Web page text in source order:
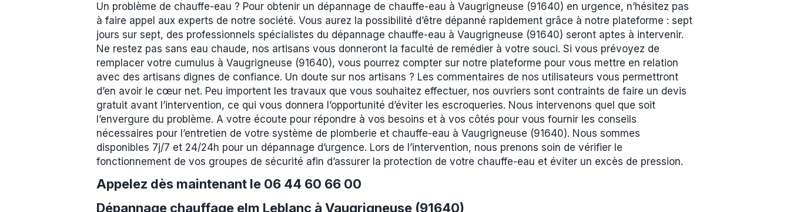
Un problème de chauffe-eau ? Pour obtenir un dépannage de chauffe-eau à Vaugrigneuse (91640) en urgence, n’hésitez pas
à faire appel aux experts de notre société. Vous aurez la possibilité d’être dépanné rapidement grâce à notre plateforme : sept
jours sur sept, des professionnels spécialistes du dépannage chauffe-eau à Vaugrigneuse (91640) seront aptes à intervenir.
Ne restez pas sans eau chaude, nos artisans vous donneront la faculté de remédier à votre souci. Si vous prévoyez de
remplacer votre cumulus à Vaugrigneuse (91640), vous pourrez compter sur notre plateforme pour vous mettre en relation
avec des artisans dignes de confiance. Un doute sur nos artisans ? Les commentaires de nos utilisateurs vous permettront
d’en avoir le cœur net. Peu importent les travaux que vous souhaitez effectuer, nos ouvriers sont contraints de faire un devis
gratuit avant l’intervention, ce qui vous donnera l’opportunité d’éviter les escroqueries. Nous intervenons quel que soit
l’envergure du problème. A votre écoute pour répondre à vos besoins et à vos côtés pour vous fournir les conseils
nécessaires pour l’entretien de votre système de plomberie et chauffe-eau à Vaugrigneuse (91640). Nous sommes
disponibles 7j/7 et 24/24h pour un dépannage d’urgence. Lors de l’intervention, nous prenons soin de vérifier le
fonctionnement de vos groupes de sécurité afin d’assurer la protection de votre chauffe-eau et éviter un excès de pression.
Appelez dès maintenant le 06 44 60 66 00
Dépannage chauffage elm Leblanc à Vaugrigneuse (91640)